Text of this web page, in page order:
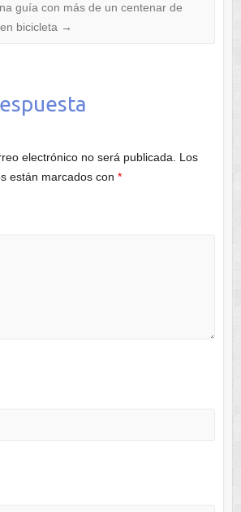
guía con más de un centenar de
bicicleta →
electrónico no será publicada. Los
están marcados con *